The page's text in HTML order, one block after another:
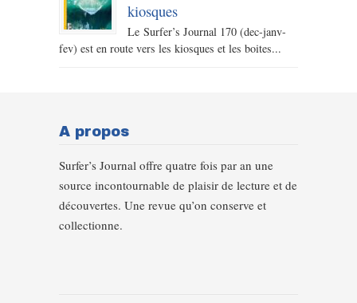
kiosques
Le Surfer’s Journal 170 (dec-janv-
fev) est en route vers les kiosques et les boites...
A propos
Surfer’s Journal offre quatre fois par an une
source incontournable de plaisir de lecture et de
découvertes. Une revue qu’on conserve et
collectionne.